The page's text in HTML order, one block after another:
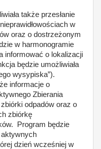
także przesłanie
w
oraz o dostrzeżonym
w harmonogramie
informować o lokalizacji
będzie umożliwiała
wysypiska”).
informacje o
Zbierania
odpadów oraz o
zbiórkę
Program będzie
aktywnych
dzień wcześniej w